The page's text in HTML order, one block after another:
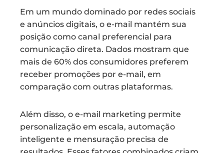
Em um mundo dominado por redes sociais
e anúncios digitais, o e-mail mantém sua
posição como canal preferencial para
comunicação direta. Dados mostram que
mais de 60% dos consumidores preferem
receber promoções por e-mail, em
comparação com outras plataformas.
Além disso, o e-mail marketing permite
personalização em escala, automação
inteligente e mensuração precisa de